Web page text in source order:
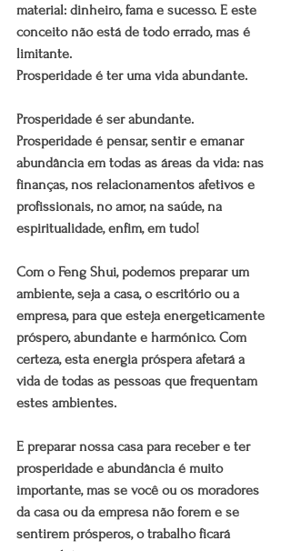
material: dinheiro, fama e sucesso. E este
conceito não está de todo errado, mas é
limitante.
Prosperidade é ter uma vida abundante.
Prosperidade é ser abundante.
Prosperidade é pensar, sentir e emanar
abundância em todas as áreas da vida: nas
finanças, nos relacionamentos afetivos e
profissionais, no amor, na saúde, na
espiritualidade, enfim, em tudo!
Com o Feng Shui, podemos preparar um
ambiente, seja a casa, o escritório ou a
empresa, para que esteja energeticamente
próspero, abundante e harmónico. Com
certeza, esta energia próspera afetará a
vida de todas as pessoas que frequentam
estes ambientes.
E preparar nossa casa para receber e ter
prosperidade e abundância é muito
importante, mas se você ou os moradores
da casa ou da empresa não forem e se
sentirem prósperos, o trabalho ficará